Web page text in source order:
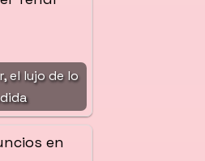
el lujo de lo